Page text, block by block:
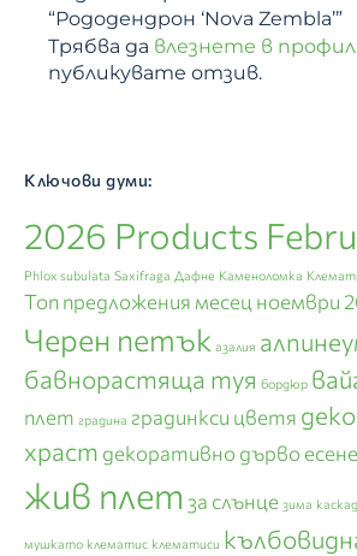
“Рододендрон ‘Nova Zembla’”
Трябва да влезнете в
публикувате отзив.
Ключови думи:
2026 Products
Phlox subulata Saxifraga Дафне Каменоломка
Топ предложения месец ноември
Черен петък азалия
бавнорастяща туя бордюр
плет градина градинкси цветя
храст декоративно дърво
жив плет за слънце зима
мушкато клематис клематиси